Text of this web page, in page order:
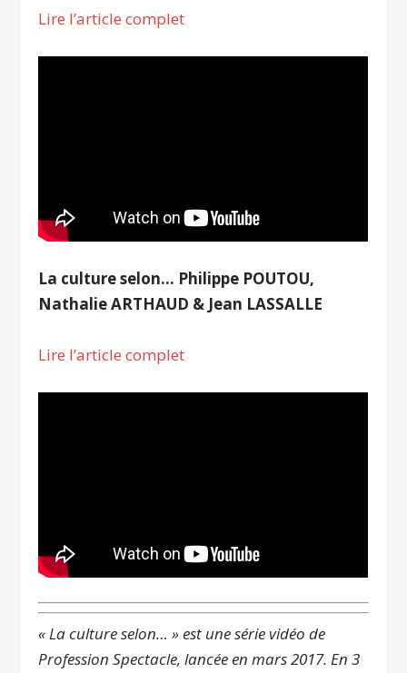
Lire l’article complet
La culture selon… Philippe POUTOU,
Nathalie ARTHAUD & Jean LASSALLE
Lire l’article complet
« La culture selon… » est une série vidéo de
Profession Spectacle, lancée en mars 2017. En 3